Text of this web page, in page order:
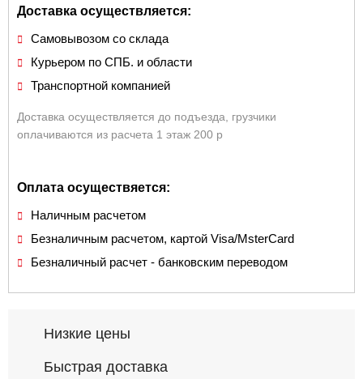
Доставка осуществляется:
Самовывозом со склада
Курьером по СПБ. и области
Транспортной компанией
Доставка осуществляется до подъезда, грузчики
оплачиваются из расчета 1 этаж 200 р
Оплата осуществяется:
Наличным расчетом
Безналичным расчетом, картой Visa/MsterCard
Безналичный расчет - банковским переводом
Низкие цены
Быстрая доставка